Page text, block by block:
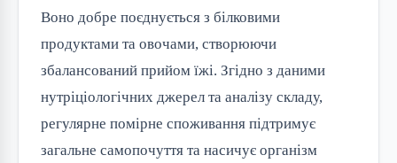
Воно добре поєднується з білковими
продуктами та овочами, створюючи
збалансований прийом їжі. Згідно з даними
нутріціологічних джерел та аналізу складу,
регулярне помірне споживання підтримує
загальне самопочуття та насичує організм